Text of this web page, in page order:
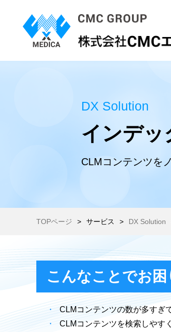
DX Solution
インデッ
CLMコンテンツを
TOPページ サービス DX Solution
こんなことでお
CLMコンテンツの数が多すぎ
CLMコンテンツを検索しやす